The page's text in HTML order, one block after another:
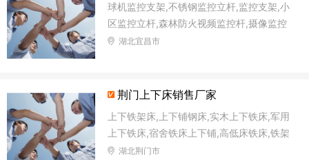
球机监控支架,不锈钢监控立杆,监控支架,小
区监控立杆,森林防火视频监控杆,摄像监控
杆,森林防火语音监控杆,太阳能路灯杆
湖北宜昌市
荆门上下床销售厂家
上下铁架床,上下铺钢床,实木上下铁床,军用
上下铁床,宿舍铁床上下铺,高低床铁床,铁架
双层床,上下高低铁床
湖北荆门市